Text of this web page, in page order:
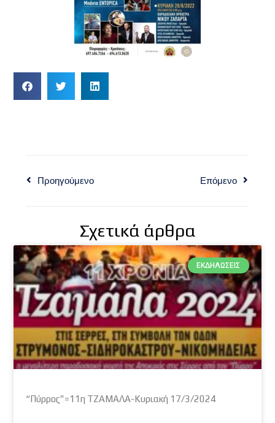
Προηγούμενο Επόμενο
Σχετικά άρθρα
ΕΚΔΗΛΏΣΕΙΣ
“Πύρρος”=11η ΤΖΑΜΑΛΑ-Κυριακή 17/3/2024